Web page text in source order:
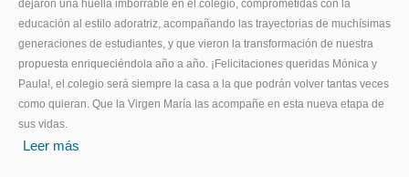
dejaron una huella imborrable en el colegio, comprometidas con la
educación al estilo adoratriz, acompañando las trayectorias de muchísimas
generaciones de estudiantes, y que vieron la transformación de nuestra
propuesta enriqueciéndola año a año. ¡Felicitaciones queridas Mónica y
Paula!, el colegio será siempre la casa a la que podrán volver tantas veces
como quieran. Que la Virgen María las acompañe en esta nueva etapa de
sus vidas.
Leer más